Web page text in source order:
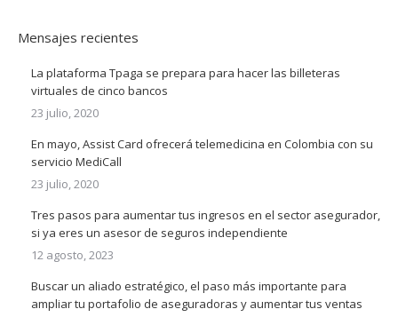
Mensajes recientes
La plataforma Tpaga se prepara para hacer las billeteras
virtuales de cinco bancos
23 julio, 2020
En mayo, Assist Card ofrecerá telemedicina en Colombia con su
servicio MediCall
23 julio, 2020
Tres pasos para aumentar tus ingresos en el sector asegurador,
si ya eres un asesor de seguros independiente
12 agosto, 2023
Buscar un aliado estratégico, el paso más importante para
ampliar tu portafolio de aseguradoras y aumentar tus ventas